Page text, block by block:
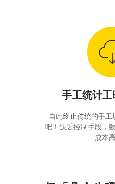
手工统计
自此终止传统的手
吧！缺乏控制手段，
成本